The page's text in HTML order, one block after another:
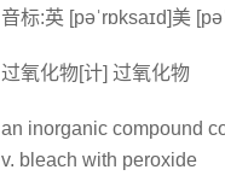
音标:英 [pəˈrɒksaɪd]美
过氧化物[计] 过氧化物
an inorganic compound
v. bleach with peroxide